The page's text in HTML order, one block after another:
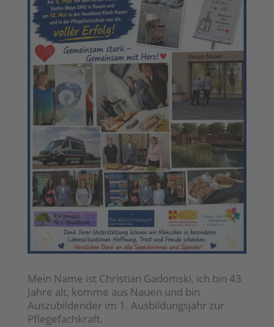
Mein Name ist Christian Gadomski, ich bin 43
Jahre alt, komme aus Nauen und bin
Auszubildender im 1. Ausbildungsjahr zur
Pflegefachkraft.